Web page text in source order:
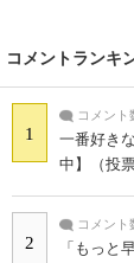
コメントランキ
1
コメント
一番好き
中】（投
2
コメント
「もっと